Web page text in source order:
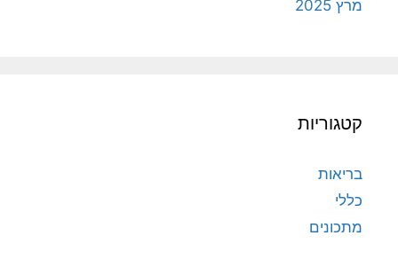
מרץ 2025
קטגוריות
בריאות
כללי
מתכונים